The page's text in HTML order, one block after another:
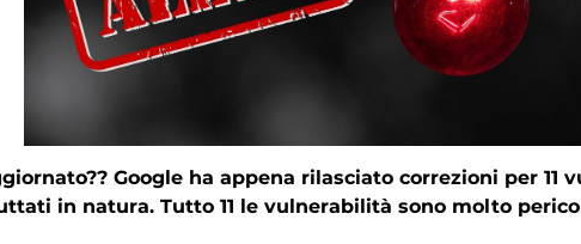
Google ha appena rilasciato correzioni per 11
in natura. Tutto 11 le vulnerabilità sono molto